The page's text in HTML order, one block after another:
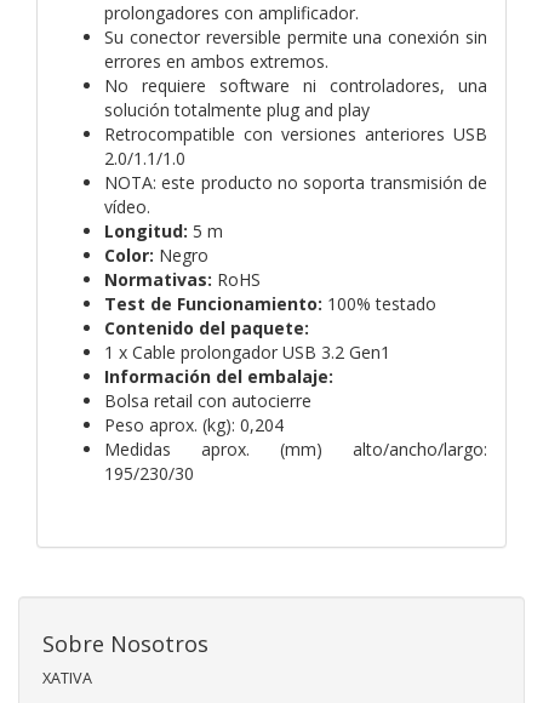
prolongadores con amplificador.
Su conector reversible permite una conexión sin
errores en ambos extremos.
No requiere software ni controladores, una
solución totalmente plug and play
Retrocompatible con versiones anteriores USB
2.0/1.1/1.0
NOTA: este producto no soporta transmisión de
vídeo.
Longitud: 5 m
Color: Negro
Normativas: RoHS
Test de Funcionamiento: 100% testado
Contenido del paquete:
1 x Cable prolongador USB 3.2 Gen1
Información del embalaje:
Bolsa retail con autocierre
Peso aprox. (kg): 0,204
Medidas aprox. (mm) alto/ancho/largo:
195/230/30
Sobre Nosotros
XATIVA